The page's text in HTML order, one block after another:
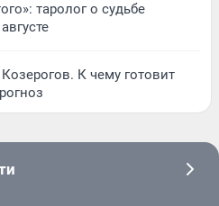
таролог о судьбе
К чему готовит